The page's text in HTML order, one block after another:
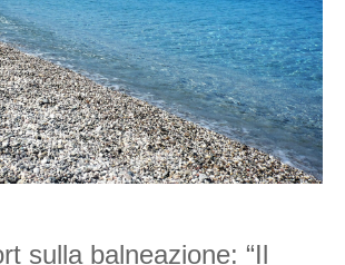
sulla balneazione: “Il